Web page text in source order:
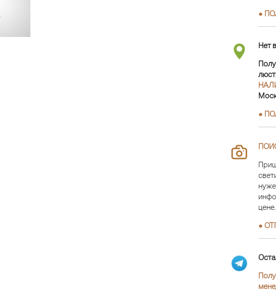
●
Нет
●
цене.
●